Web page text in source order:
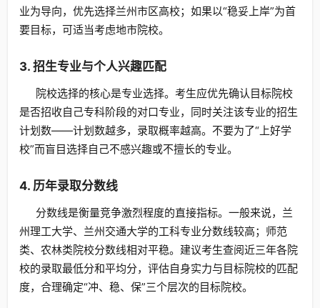
业为导向，优先选择兰州市区高校；如果以“稳妥上岸”为首
要目标，可适当考虑地市院校。
3. 招生专业与个人兴趣匹配
院校选择的核心是专业选择。考生应优先确认目标院校
是否招收自己专科阶段的对口专业，同时关注该专业的招生
计划数——计划数越多，录取概率越高。不要为了“上好学
校”而盲目选择自己不感兴趣或不擅长的专业。
4. 历年录取分数线
分数线是衡量竞争激烈程度的直接指标。一般来说，兰
州理工大学、兰州交通大学的工科专业分数线较高；师范
类、农林类院校分数线相对平稳。建议考生查阅近三年各院
校的录取最低分和平均分，评估自身实力与目标院校的匹配
度，合理确定“冲、稳、保”三个层次的目标院校。